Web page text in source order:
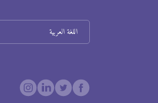
اللغة العربية